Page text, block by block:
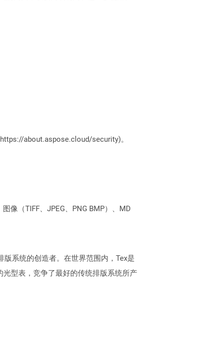
about.aspose.cloud/security)。
像（TIFF、JPEG、PNG BMP）、MD
系统的创造者。在世界范围内，Tex是
型表，竞争了最好的传统排版系统所产